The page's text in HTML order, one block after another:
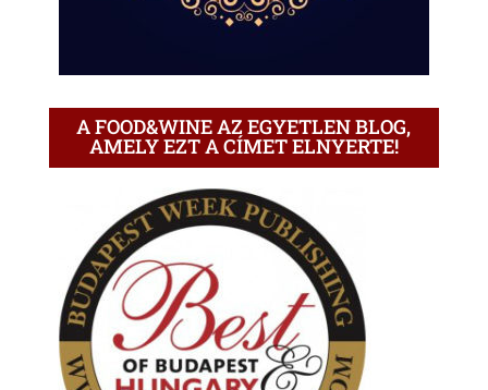
A FOOD&WINE AZ EGYETLEN BLOG,
AMELY EZT A CÍMET ELNYERTE!